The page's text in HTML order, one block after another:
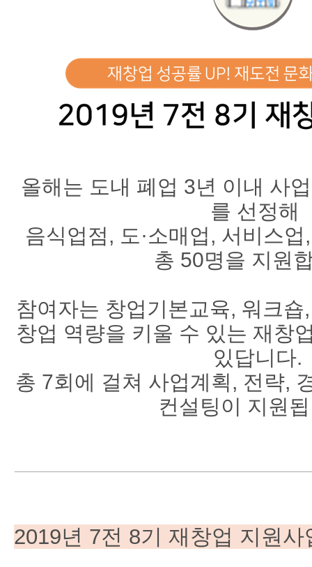
올해는 도내 폐업 3년 이내 사
를 선정해
음식업점, 도·소매업, 서비스
총 50명을 지원
참여자는 창업기본교육, 워크
창업 역량을 키울 수 있는 재창
있답니다.
총 7회에 걸쳐 사업계획, 전략,
컨설팅이 지원
2019년 7전 8기 재창업 지원사